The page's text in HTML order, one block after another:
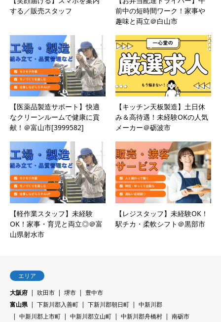
する／販売スタッフ
前中の短時間ワーク！家事や
趣味と両立＠白山市
【医薬品製造サポート】快適
なクリーンルームで健康に貢
献！＠富山市[3999582]
【キッチン天板製造】土日休
み＆高待遇！未経験OKの人気
メーカー＠砺波市
【軽作業スタッフ】未経験
OK！家事・育児と両立◎＠富
山県射水市
【レジスタッフ】未経験OK！
駅チカ・柔軟シフト＠黒部市
エリア
大阪府
吹田市 堺市
豊中市
富山県
下新川郡入善町 下新川郡朝日町
中新川郡
中新川郡上市町
中新川郡立山町 中新川郡舟橋村
南砺市